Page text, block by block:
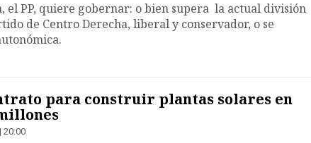
el PP, quiere gobernar: o bien supera la actual división
de Centro Derecha, liberal y conservador, o se
para construir plantas solares en
20:00